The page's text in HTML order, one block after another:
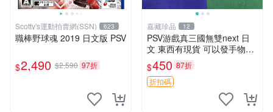
Scotty's運動拍賣網(SSN) 623
職棒野球魂 2019 日文版 PSV
$2,490 $2,590 97折
嘉藏珍品 12
PSV游戲真三國無雙next 日
文 東西有現貨 可以發手物品
無質量問題售不退不換
$450 87折
折扣碼